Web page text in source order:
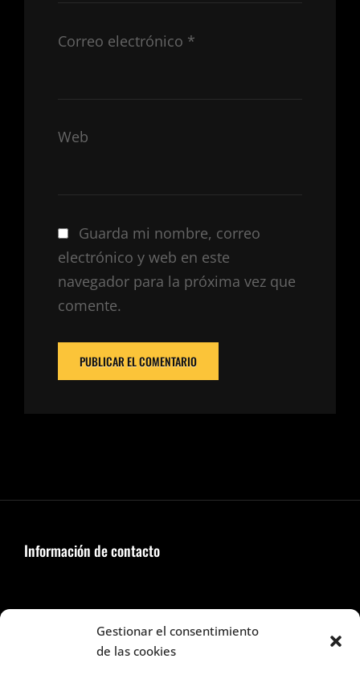
Gestionar el consentimiento
de las cookies
Correo electrónico *
Web
Guarda mi nombre, correo
electrónico y web en este
navegador para la próxima vez que
comente.
Información de contacto
Seguir en Facebook e Instagram